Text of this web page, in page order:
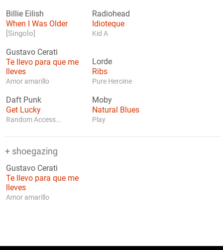
Billie Eilish
When I Was Older
[Singolo]
Radiohead
Idioteque
Kid A
Gustavo Cerati
Te llevo para que me
lleves
Amor amarillo
Lorde
Ribs
Pure Heroine
Daft Punk
Get Lucky
Random Access...
Moby
Natural Blues
Play
+ shoegazing
Gustavo Cerati
Te llevo para que me
lleves
Amor amarillo